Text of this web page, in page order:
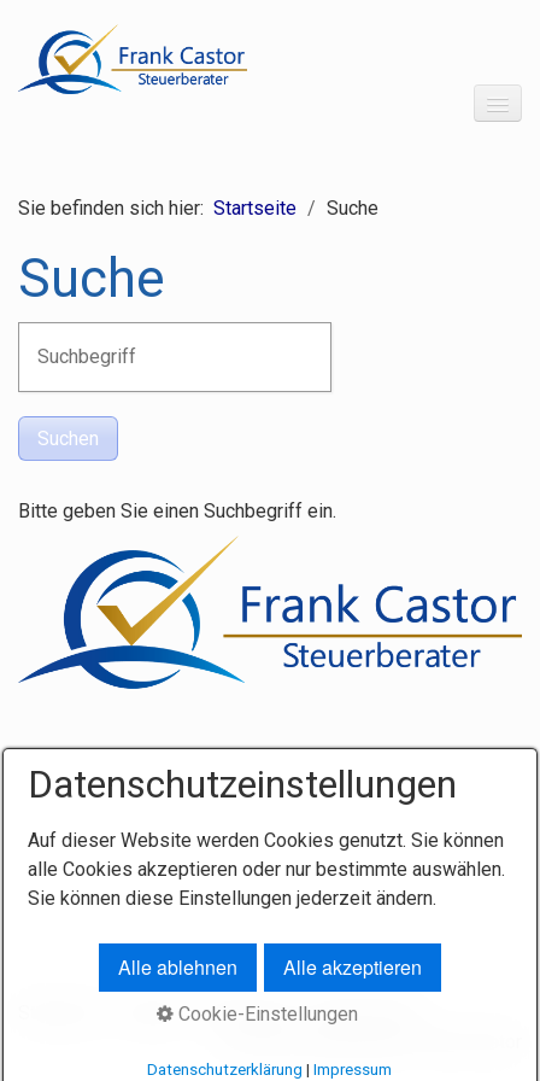
Über uns
Leistungen
Erstgespräch
Service & Downloads
Sie befinden sich hier: Startseite / Suche
Suche
Bitte geben Sie einen Suchbegriff ein.
Kontakt Impressum
Datenschutz
Datenschutzeinstellungen
Auf dieser Website werden Cookies genutzt. Sie können
alle Cookies akzeptieren oder nur bestimmte auswählen.
Sie können diese Einstellungen jederzeit ändern.
Alle ablehnen Alle akzeptieren
Cookie-Einstellungen
Datenschutzerklärung |Impressum